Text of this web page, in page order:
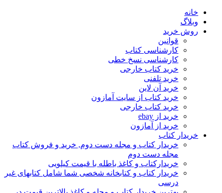
خانه
وبلاگ
روش خرید
قوانین
کارشناسی کتاب
کارشناسی نسخ خطی
خرید کتاب خارجی
خرید تلفنی
خرید آن لاین
خرید کتاب از سایت آمازون
خرید کتاب خارجی
خرید از ebay
خرید از آمازون
خریدار کتاب
خریدار کتاب و مجله دست دوم, خرید و فروش کتاب
مجله دست دوم
خریدارکتاب و کاغذ باطله با قیمت کیلویی
خریدار کتاب و کتابخانه شخصی شما شامل کتابهای غیر
درسی